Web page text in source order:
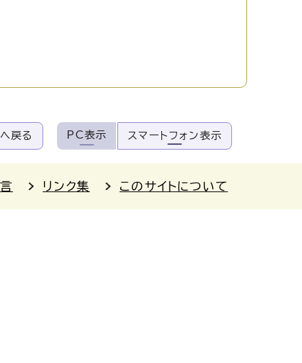
戻る PC表示 スマートフォン表示
リンク集 このサイトについて